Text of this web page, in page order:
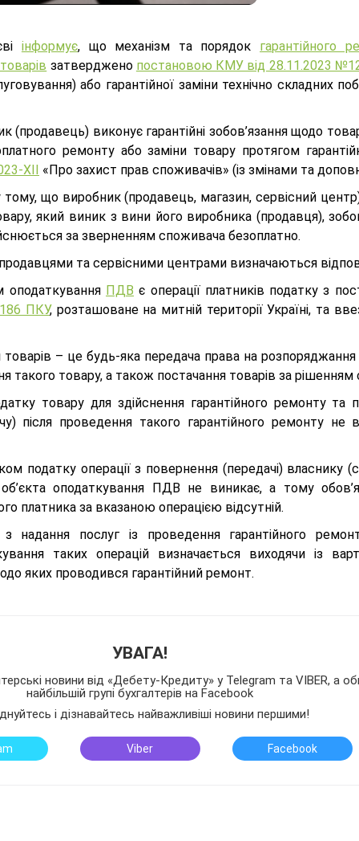
інформує, що механізм та порядок гарантійного
затверджено постановою КМУ від 28.11.2023
або гарантійної заміни технічно складних
(продавець) виконує гарантійні зобов’язання щодо
ремонту або заміни товару протягом
XII «Про захист прав споживачів» (із змінами та
тому, що виробник (продавець, магазин, сервісний
який виник з вини його виробника (продавця),
за зверненням споживача безоплатно.
та сервісними центрами визначаються
оподаткування ПДВ є операції платників податку з
ПКУ, розташоване на митній території Україні, та
товарів – це будь-яка передача права на
такого товару, а також постачання товарів за рішенням
товару для здійснення гарантійного ремонту та
після проведення такого гарантійного ремонту не
податку операції з повернення (передачі) власнику
оподаткування ПДВ не виникає, а тому
платника за вказаною операцією відсутній.
надання послуг із проведення гарантійного
таких операцій визначається виходячи із
яких проводився гарантійний ремонт.
УВАГА!
новини від «Дебету-Кредиту» у Telegram та VIBER, а
найбільшій групі бухгалтерів на Facebook
і дізнавайтесь найважливіші новини першими!
Viber Facebook